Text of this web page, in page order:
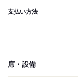
支払い方法
席・設備